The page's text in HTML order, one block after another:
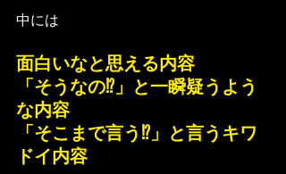
中には
面白いなと思える内容
「そうなの⁉︎」と一瞬疑うよう
な内容
「そこまで言う⁉︎」と言うキワ
ドイ内容